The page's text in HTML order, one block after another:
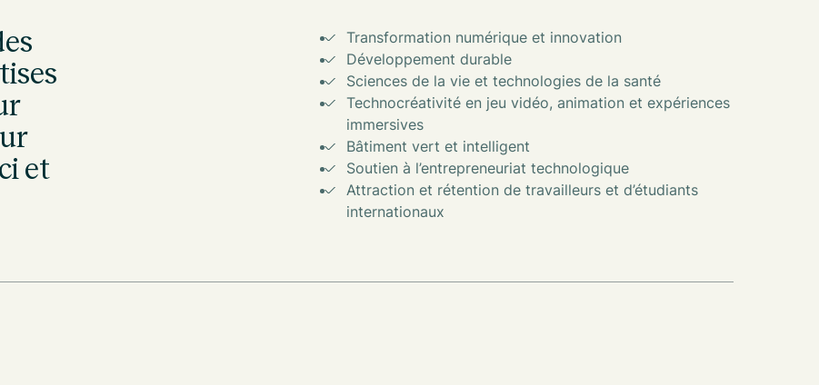
et
Transformation numérique et innovation
Développement durable
Sciences de la vie et technologies de la santé
Technocréativité en jeu vidéo, animation et expériences
immersives
Bâtiment vert et intelligent
Soutien à l’entrepreneuriat technologique
Attraction et rétention de travailleurs et d’étudiants
internationaux